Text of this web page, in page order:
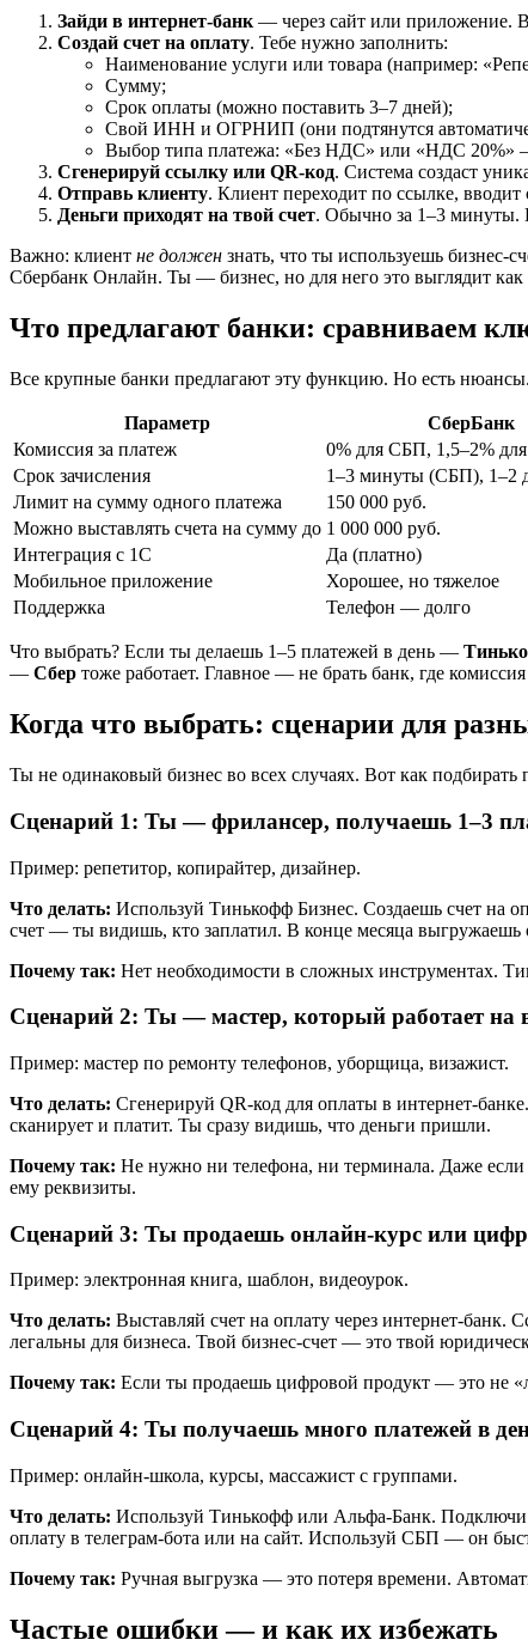
Зайди в интернет-банк— через сайт или приложение.
Создай счет на оплату. Тебе нужно заполнить:
Наименование услуги или товара (например:
Сумму;
Срок оплаты (можно поставить 3–7 дней);
Свой ИНН и ОГРНИП (они подтянутся
Выбор типа платежа: «Без НДС» или «НДС 20%»
Сгенерируй ссылку или QR-код. Система создаст
Отправь клиенту. Клиент переходит по ссылке,
Деньги приходят на твой счет. Обычно за 1–3 минуты.
Важно: клиент не должен знать, что ты используешь бизнес-
Сбербанк Онлайн. Ты — бизнес, но для него это выглядит
Что предлагают банки: сравниваем
Все крупные банки предлагают эту функцию. Но есть
Параметр СберБанк
Комиссия за платеж
0% для СБП, 1,5–2% для
Срок зачисления
1–3 минуты (СБП), 1–2
Лимит на сумму одного платежа
150 000 руб.
Можно выставлять счета на сумму до 1 000 000 руб.
Интеграция с 1С
Да (платно)
Мобильное приложение
Хорошее, но тяжелое
Поддержка
Телефон — долго
Что выбрать? Если ты делаешь 1–5 платежей в день —
— Сбер тоже работает. Главное — не брать банк, где
Когда что выбрать: сценарии для
Ты не одинаковый бизнес во всех случаях. Вот как подбирать
Сценарий 1: Ты — фрилансер, получаешь 1–3
Пример: репетитор, копирайтер, дизайнер.
Что делать: Используй Тинькофф Бизнес. Создаешь счет на
счет — ты видишь, кто заплатил. В конце месяца выгружаешь
Почему так: Нет необходимости в сложных инструментах.
Сценарий 2: Ты — мастер, который работает на
Пример: мастер по ремонту телефонов, уборщица, визажист.
Что делать: Сгенерируй QR-код для оплаты в интернет-
сканирует и платит. Ты сразу видишь, что деньги пришли.
Почему так: Не нужно ни телефона, ни терминала. Даже если
ему реквизиты.
Сценарий 3: Ты продаешь онлайн-курс или
Пример: электронная книга, шаблон, видеоурок.
Что делать: Выставляй счет на оплату через интернет-
легальны для бизнеса. Твой бизнес-счет — это твой
Почему так: Если ты продаешь цифровой продукт — это не
Сценарий 4: Ты получаешь много платежей в
Пример: онлайн-школа, курсы, массажист с группами.
Что делать: Используй Тинькофф или Альфа-Банк. Подключи
оплату в телеграм-бота или на сайт. Используй СБП — он
Почему так: Ручная выгрузка — это потеря времени.
Частые ошибки — и как их избежать